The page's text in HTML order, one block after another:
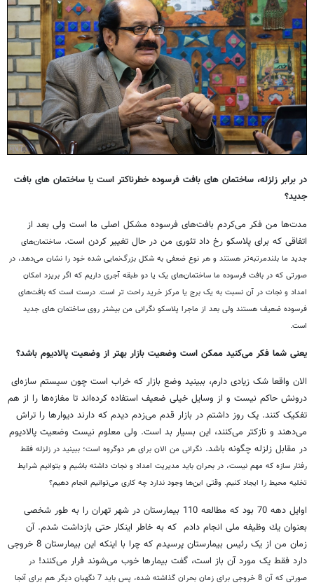
در برابر زلزله، ساختمان های بافت فرسوده خطرناکتر است یا ساختمان های بافت
جدید؟
مدت‌ها من فکر می‌کردم بافت‌های فرسوده مشکل اصلی ما است ولی بعد از
اتفاقی که برای پلاسکو رخ داد تئوری من در حال تغییر کردن است. ساختمان‌های
جدید ما بلندمرتبه‌تر هستند و هر نوع ضعفی به شکل بزرگ‌نمایی شده خود را نشان می‌دهد، در
صورتی که در بافت فرسوده ما ساختمان‌های یک یا دو طبقه آجری داریم که اگر بریزد امکان
امداد و نجات در آن نسبت به یک برج یا مرکز خرید راحت تر است. درست است که بافت‌های
فرسوده ضعیف هستند ولی بعد از ماجرا پلاسکو نگرانی من بیشتر روی ساختمان های جدید
است.
یعنی شما فکر می‌کنید ممکن است وضعیت بازار بهتر از وضعیت پالادیوم باشد؟
الان واقعا شک زیادی دارم، ببینید وضع بازار که خراب است چون سیستم سازه‌ای
درونش حاکم نیست و از وسایل خیلی ضعیف استفاده کرده‌اند تا مغازه‌ها را از هم
تفکیک کنند. یک روز داشتم در بازار قدم می‌زدم دیدم که دارند دیوار‌ها را تراش
می‌دهند و نازكتر می‌کنند، این بسیار بد است. ولی معلوم نیست وضعیت پالادیوم
در مقابل زلزله چگونه باشد. نگرانی من الان برای هر دوگروه است؛ ببینید در زلزله فقط
رفتار سازه که مهم نیست، در بحران باید مدیریت امداد و نجات داشته باشیم و بتوانیم شرایط
تخلیه محیط را ایجاد کنیم. وقتی این‌ها وجود ندارد چه کاری می‌توانیم انجام دهیم؟
اوایل دهه 70 بود که مطالعه 110 بیمارستان در شهر تهران را به طور شخصی
بعنوان يك وظيفه ملی انجام دادم که به خاطر اینکار حتی بازداشت شدم. آن
زمان من از یک رئیس بیمارستان پرسیدم که چرا با اینکه این بیمارستان 8 خروجی
دارد فقط یک مورد آن باز است، گفت بیمار‌ها خوب می‌شوند فرار می‌کنند! در
صورتی که آن 8 خروجی برای زمان بحران گذاشته شده، پس باید 7 نگهبان دیگر هم برای آنجا